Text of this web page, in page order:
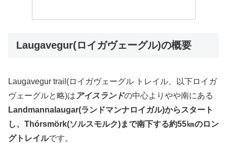
Laugavegur(ロイガヴェーグル)の概要
Laugavegur trail(ロイガヴェーグル トレイル、以下ロイガ
ヴェーグルと略)は アイスランドの中心よりやや南にある
Landmannalaugar(ランドマンナロイガル)からスタート
し、Thórsmörk(ソルスモルク)まで南下する約55㎞のロン
グトレイルです。